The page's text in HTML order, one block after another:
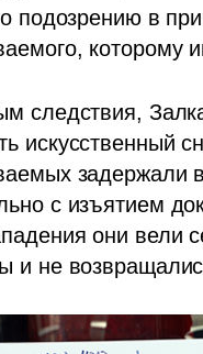
подозрению в
которому
следствия,
искусственный
задержали
с изъятием
они вели
и не